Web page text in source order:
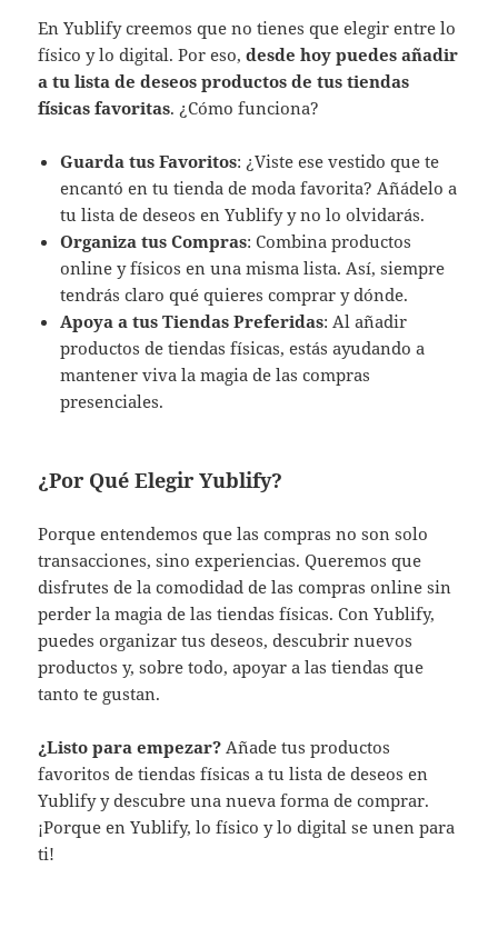
En Yublify creemos que no tienes que elegir entre lo
físico y lo digital. Por eso,desde hoy puedes añadir
a tu lista de deseos productos de tus tiendas
físicas favoritas. ¿Cómo funciona?
Guarda tus Favoritos: ¿Viste ese vestido que te
encantó en tu tienda de moda favorita? Añádelo a
tu lista de deseos en Yublify y no lo olvidarás.
Organiza tus Compras: Combina productos
online y físicos en una misma lista. Así, siempre
tendrás claro qué quieres comprar y dónde.
Apoya a tus Tiendas Preferidas: Al añadir
productos de tiendas físicas, estás ayudando a
mantener viva la magia de las compras
presenciales.
¿Por Qué Elegir Yublify?
Porque entendemos que las compras no son solo
transacciones, sino experiencias. Queremos que
disfrutes de la comodidad de las compras online sin
perder la magia de las tiendas físicas. Con Yublify,
puedes organizar tus deseos, descubrir nuevos
productos y, sobre todo, apoyar a las tiendas que
tanto te gustan.
¿Listo para empezar? Añade tus productos
favoritos de tiendas físicas a tu lista de deseos en
Yublify y descubre una nueva forma de comprar.
¡Porque en Yublify, lo físico y lo digital se unen para
ti!